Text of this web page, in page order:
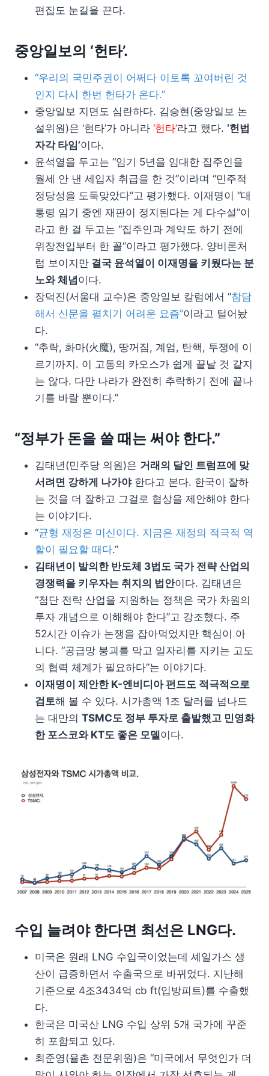
편집도 눈길을 끈다.
중앙일보의 ‘헌타’.
“우리의 국민주권이 어쩌다 이토록 꼬여버린 것
인지 다시 한번 헌타가 온다.”
중앙일보 지면도 심란하다. 김승현(중앙일보 논
설위원)은 ‘현타’가 아니라 ‘헌타’라고 했다. ‘헌법
자각 타임’이다.
윤석열을 두고는 “임기 5년을 임대한 집주인을
월세 안 낸 세입자 취급을 한 것”이라며 “민주적
정당성을 도둑맞았다”고 평가했다. 이재명이 “대
통령 임기 중엔 재판이 정지된다는 게 다수설”이
라고 한 걸 두고는 “집주인과 계약도 하기 전에
위장전입부터 한 꼴”이라고 평가했다. 양비론처
럼 보이지만 결국 윤석열이 이재명을 키웠다는 분
노와 체념이다.
장덕진(서울대 교수)은 중앙일보 칼럼에서 “참담
해서 신문을 펼치기 어려운 요즘”이라고 털어놨
다.
“추락, 화마(火魔), 땅꺼짐, 계엄, 탄핵, 투쟁에 이
르기까지. 이 고통의 카오스가 쉽게 끝날 것 같지
는 않다. 다만 나라가 완전히 추락하기 전에 끝나
기를 바랄 뿐이다.”
“정부가 돈을 쓸 때는 써야 한다.”
김태년(민주당 의원)은 거래의 달인 트럼프에 맞
서려면 강하게 나가야한다고 본다. 한국이 잘하
는 것을 더 잘하고 그걸로 협상을 제안해야 한다
는 이야기다.
“균형 재정은 미신이다. 지금은 재정의 적극적 역
할이 필요할 때다.”
김태년이 발의한 반도체 3법도 국가 전략 산업의
경쟁력을 키우자는 취지의 법안이다. 김태년은
“첨단 전략 산업을 지원하는 정책은 국가 차원의
투자 개념으로 이해해야 한다”고 강조했다. 주
52시간 이슈가 논쟁을 잡아먹었지만 핵심이 아
니다. “공급망 붕괴를 막고 일자리를 지키는 고도
의 협력 체계가 필요하다”는 이야기다.
이재명이 제안한 K-엔비디아 펀드도 적극적으로
검토해 볼 수 있다. 시가총액 1조 달러를 넘나드
는 대만의 TSMC도 정부 투자로 출발했고 민영화
한 포스코와 KT도 좋은 모델이다.
수입 늘려야 한다면 최선은 LNG다.
미국은 원래 LNG 수입국이었는데 셰일가스 생
산이 급증하면서 수출국으로 바뀌었다. 지난해
기준으로 4조3434억 cb ft(입방피트)를 수출했
다.
한국은 미국산 LNG 수입 상위 5개 국가에 꾸준
히 포함되고 있다.
최준영(율촌 전문위원)은 “미국에서 무엇인가 더